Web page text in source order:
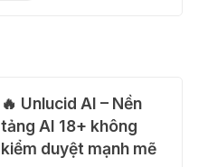
🎁 Hướng dẫn nhận
Capcut Pro 1 năm
miễn phí
🔥 Unlucid AI – Nền
tảng AI 18+ không
kiểm duyệt mạnh mẽ